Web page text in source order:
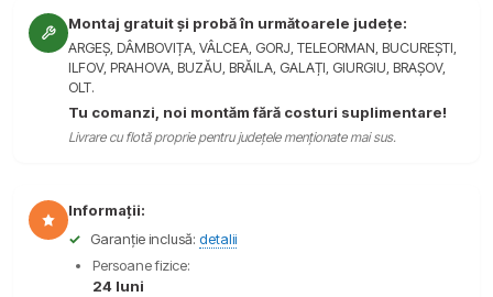
Montaj gratuit și probă în următoarele județe:
ARGEȘ, DÂMBOVIȚA, VÂLCEA, GORJ, TELEORMAN, BUCUREȘTI,
ILFOV, PRAHOVA, BUZĂU, BRĂILA, GALAȚI, GIURGIU, BRAȘOV,
OLT.
Tu comanzi, noi montăm fără costuri suplimentare!
Livrare cu flotă proprie pentru județele menționate mai sus.
Informații:
✓
Garanție inclusă: detalii
Persoane fizice:
24 luni